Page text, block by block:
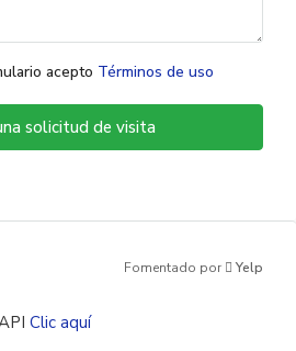
acepto Términos de uso
solicitud de visita
Fomentado por Yelp
Clic aquí